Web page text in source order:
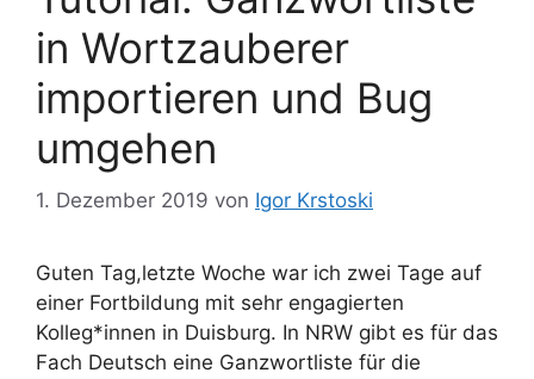
in Wortzauberer
importieren und Bug
umgehen
1. Dezember 2019 von Igor Krstoski
Guten Tag,letzte Woche war ich zwei Tage auf
einer Fortbildung mit sehr engagierten
Kolleg*innen in Duisburg. In NRW gibt es für das
Fach Deutsch eine Ganzwortliste für die